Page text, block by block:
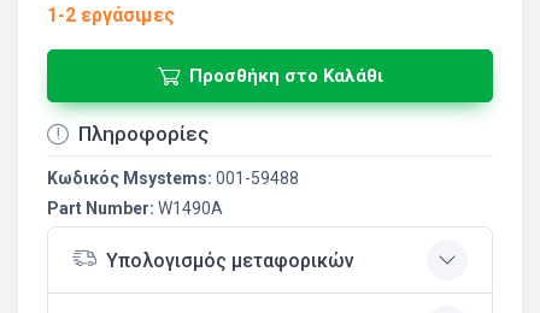
1-2 εργάσιμες
Προσθήκη στο Καλάθι
Πληροφορίες
Κωδικός Msystems: 001-59488
Part Number: W1490A
Υπολογισμός μεταφορικών